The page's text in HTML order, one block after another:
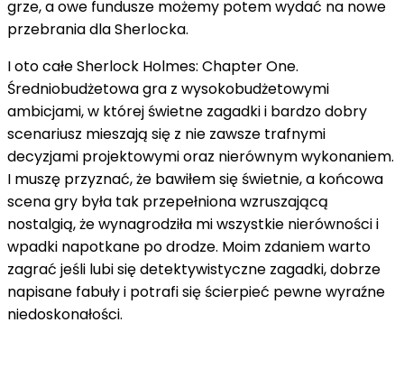
grze, a owe fundusze możemy potem wydać na nowe
przebrania dla Sherlocka.
I oto całe Sherlock Holmes: Chapter One.
Średniobudżetowa gra z wysokobudżetowymi
ambicjami, w której świetne zagadki i bardzo dobry
scenariusz mieszają się z nie zawsze trafnymi
decyzjami projektowymi oraz nierównym wykonaniem.
I muszę przyznać, że bawiłem się świetnie, a końcowa
scena gry była tak przepełniona wzruszającą
nostalgią, że wynagrodziła mi wszystkie nierówności i
wpadki napotkane po drodze. Moim zdaniem warto
zagrać jeśli lubi się detektywistyczne zagadki, dobrze
napisane fabuły i potrafi się ścierpieć pewne wyraźne
niedoskonałości.